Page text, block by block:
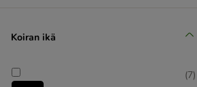
Trixie
7
Koiran ikä
(7)